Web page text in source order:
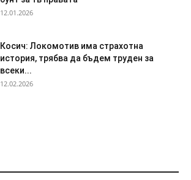
12.01.2026
Косич: Локомотив има страхотна
история, трябва да бъдем труден за
всеки...
12.02.2026